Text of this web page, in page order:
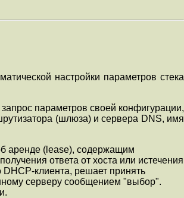
настройки параметров стека
параметров своей конфигурации,
(шлюза) и сервера DNS, имя
аренде (lease), содержащим
ответа от хоста или истечения
DHCP-клиента, решает принять
серверу сообщением "выбор".